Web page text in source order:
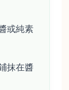
或純素
抹在醬